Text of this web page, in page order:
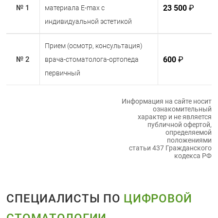
зубы дважды в день и используйте зубную
нить.
осмотры помогут поддерживать здоровье
Ваших виниров и зубов.
№ 1
материала E-max с
индивидуальной эстетикой
23 500₽
№ 2
Прием (осмотр, консультация)
врача-стоматолога-ортопеда
первичный
600₽
Информация на сайте носит
ознакомительный
характер и не является
публичной офертой,
определяемой
положениями
статьи 437 Гражданского
кодекса РФ
СПЕЦИАЛИСТЫ ПО ЦИФРОВОЙ